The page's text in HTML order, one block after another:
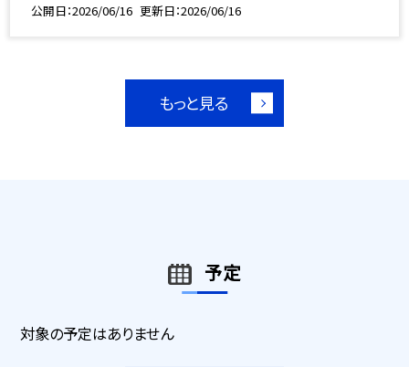
公開日 2026/06/16 更新日 2026/06/16
もっと見る
予定
対象の予定はありません